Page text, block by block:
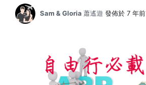
Sam & Gloria 蕭遙遊 發佈於 7 年前